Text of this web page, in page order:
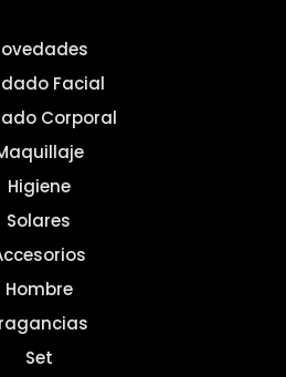
Facial
Corporal
Higiene
Solares
Hombre
Set